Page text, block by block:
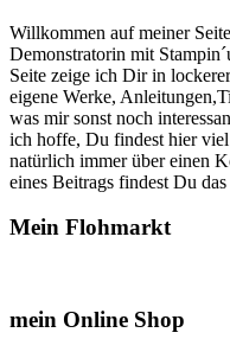
Willkommen auf meiner
Demonstratorin mit
Seite zeige ich Dir in
eigene Werke,
was mir sonst noch
ich hoffe, Du findest hier
natürlich immer über einen
eines Beitrags findest Du
Mein Flohmarkt
mein Online Shop